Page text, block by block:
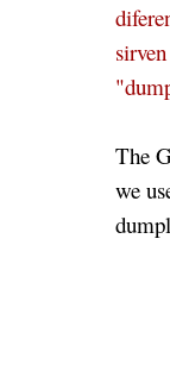
The
we